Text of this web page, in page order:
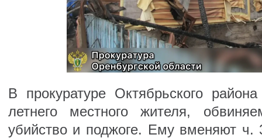
В прокуратуре Октябрьского
летнего местного жителя,
убийство и поджоге. Ему вменяют ч.